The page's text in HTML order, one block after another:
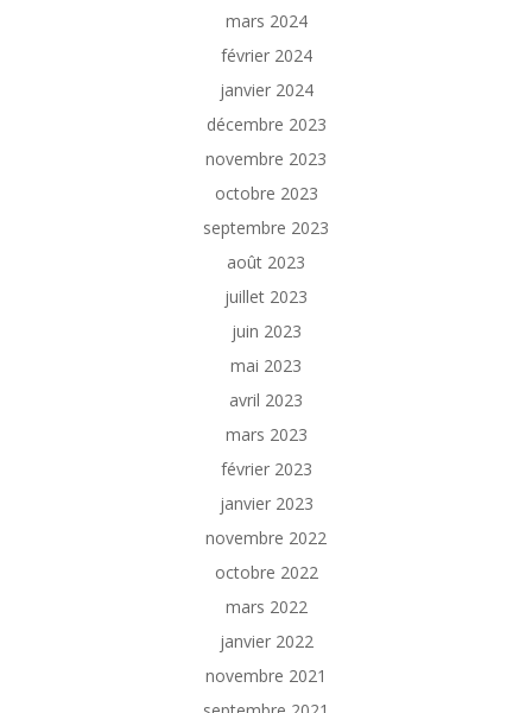
mars 2024
février 2024
janvier 2024
décembre 2023
novembre 2023
octobre 2023
septembre 2023
août 2023
juillet 2023
juin 2023
mai 2023
avril 2023
mars 2023
février 2023
janvier 2023
novembre 2022
octobre 2022
mars 2022
janvier 2022
novembre 2021